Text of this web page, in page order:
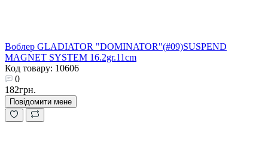
Воблер GLADIATOR "DOMINATOR"(#09)SUSPEND
MAGNET SYSTEM 16.2gr.11cm
Код товару: 10606
0
182грн.
Повідомити мене